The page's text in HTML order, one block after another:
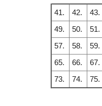
41. 42. 43.
49.
50. 51.
57.
58. 59.
65.
66. 67.
73.
74. 75.